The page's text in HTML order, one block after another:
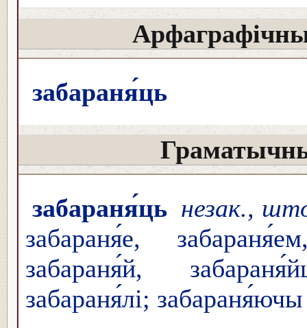
забараня́ць
забараня́ць незак.,
забараня́е,
забараня́й,
забараня́лі; забараня́ючы